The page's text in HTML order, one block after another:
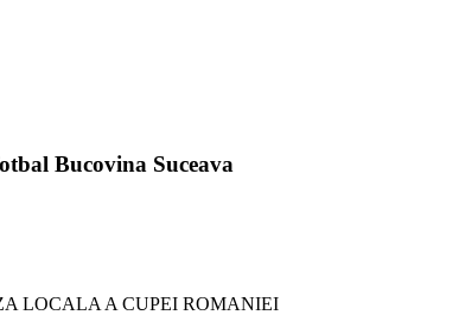
Bucovina Suceava
LOCALA A CUPEI ROMANIEI